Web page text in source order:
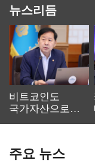
뉴스리듬
비트코인도
국가자산으로…'
주요 뉴스